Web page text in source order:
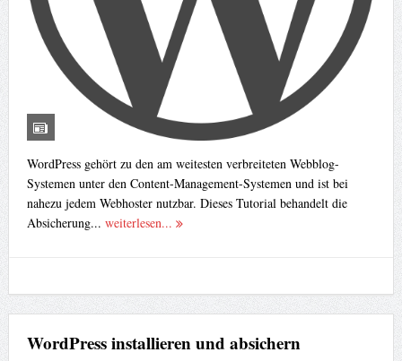
WordPress gehört zu den am weitesten verbreiteten Webblog-
Systemen unter den Content-Management-Systemen und ist bei
nahezu jedem Webhoster nutzbar. Dieses Tutorial behandelt die
Absicherung... weiterlesen...
WordPress installieren und absichern